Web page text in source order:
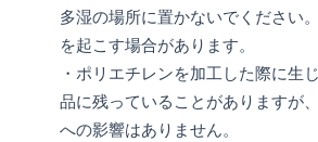
多湿の場所に置かないでください
を起こす場合があります。
・ポリエチレンを加工した際に生
品に残っていることがありますが
への影響はありません。